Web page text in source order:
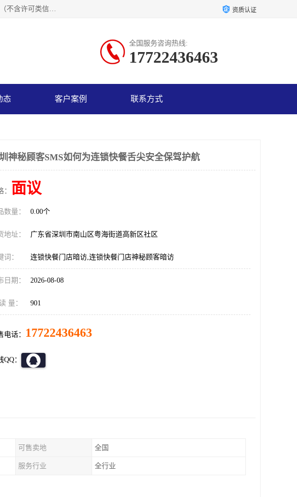
市场调查,社会调查,企业管理咨询,商务信息咨询、市场研究；物业服务评估；信息技术咨询服务；信息咨询服务（不含许可类信息咨询服务）；社会经济咨询服务；技术服务、技术开发、技术咨询、技术交流、技术转让、技术推广；企业信用调查和评估。 资质认证
全国服务咨询热线:
17722436463
态 客户案例 联系方式
神秘顾客SMS如何为连锁快餐舌尖安全保驾护航
： 面议
数量： 0.00个
地址： 广东省深圳市南山区粤海街道高新区社区
词： 连锁快餐门店暗访,连锁快餐门店神秘顾客暗访
日期： 2026-08-08
量： 901
电话： 17722436463
QQ：
可售卖地 全国
服务行业 全行业